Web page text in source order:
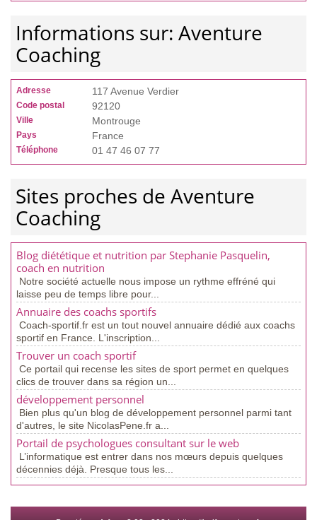
Informations sur: Aventure
Coaching
Adresse 117 Avenue Verdier
Code postal 92120
Ville Montrouge
Pays France
Téléphone 01 47 46 07 77
Sites proches de Aventure
Coaching
Blog diététique et nutrition par Stephanie Pasquelin,
coach en nutrition
Notre société actuelle nous impose un rythme effréné qui
laisse peu de temps libre pour...
Annuaire des coachs sportifs
Coach-sportif.fr est un tout nouvel annuaire dédié aux coachs
sportif en France. L'inscription...
Trouver un coach sportif
Ce portail qui recense les sites de sport permet en quelques
clics de trouver dans sa région un...
développement personnel
Bien plus qu'un blog de développement personnel parmi tant
d'autres, le site NicolasPene.fr a...
Portail de psychologues consultant sur le web
L’informatique est entrer dans nos mœurs depuis quelques
décennies déjà. Presque tous les...